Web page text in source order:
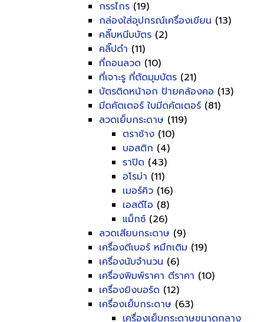
กรรไกร (19)
กล่องใส่อุปกรณ์เครื่องเขียน (13)
คลิ๊บหนีบบัตร (2)
คลิ๊ปดำ (11)
ที่ถอนลวด (10)
ที่เจาะรู ที่ตัดมุมบัตร (21)
บัตรติดหน้าอก ป้ายคล้องคอ (13)
มีดคัตเตอร์ ใบมีดคัตเตอร์ (81)
ลวดเย็บกระดาษ (119)
ตราช้าง (10)
บอสติก (4)
ราปิด (43)
อโรม่า (11)
เมอร์คิว (16)
เอสดีไอ (8)
แม็กซ์ (26)
ลวดเสียบกระดาษ (9)
เครื่องตีเบอร์ หมึกเติม (19)
เครื่องนับจำนวน (6)
เครื่องพิมพ์ราคา ตีราคา (10)
เครื่องยิงบอร์ด (12)
เครื่องเย็บกระดาษ (63)
เครื่องเย็บกระดาษขนาดกลาง